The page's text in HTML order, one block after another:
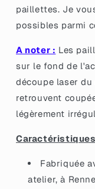
paillettes. Je
possibles parmi
A noter : Les
sur le fond de
découpe laser
retrouvent
légèrement
Caractéristiques
Fabriquée
atelier, à